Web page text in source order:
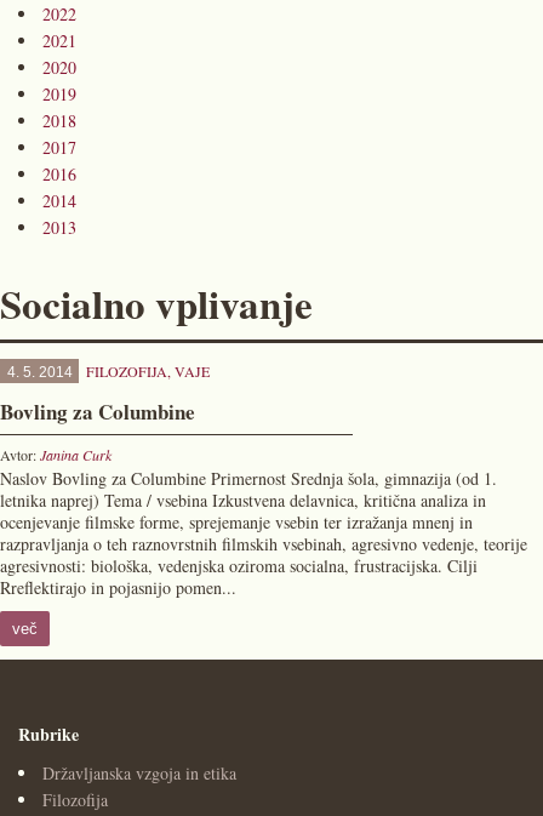
2022
2021
2020
2019
2018
2017
2016
2014
2013
Socialno vplivanje
4. 5. 2014 FILOZOFIJA, VAJE
Bovling za Columbine
Avtor:Janina Curk
Naslov Bovling za Columbine Primernost Srednja šola, gimnazija (od 1.
letnika naprej) Tema / vsebina Izkustvena delavnica, kritična analiza in
ocenjevanje filmske forme, sprejemanje vsebin ter izražanja mnenj in
razpravljanja o teh raznovrstnih filmskih vsebinah, agresivno vedenje, teorije
agresivnosti: biološka, vedenjska oziroma socialna, frustracijska. Cilji
Rreflektirajo in pojasnijo pomen...
več
Rubrike
Državljanska vzgoja in etika
Filozofija